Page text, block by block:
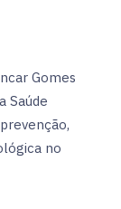
Gomes
Saúde
no